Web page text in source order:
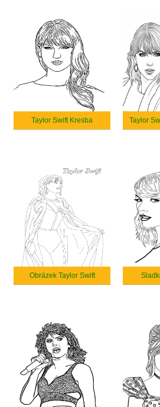
Taylor Swift Kresba Taylor
Obrázek Taylor Swift